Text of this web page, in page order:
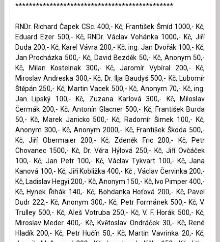
**********************************************
RNDr. Richard Čapek CSc. 400,- Kč, František Šmíd 1000,- Kč,
Eduard Ezer 500,- Kč, RNDr. Václav Vohánka 1000,- Kč, Jiří
Duda 200,- Kč, Karel Vávra 200,- Kč, ing. Jan Dvořák 100,- Kč,
Jan Procházka 500,- Kč, David Bezděk 50,- Kč, Anonym 50,-
Kč, Milan Kostelnak 300,- Kč, Jaromír Vybíral 200,- Kč,
Miroslav Andreska 300,- Kč, Dr. Ilja Baudyš 500,- Kč, Lubomír
Štěpán 250,- Kč, Martin Vacek 500,- Kč, Anonym 70,- Kč, ing.
Jan Lipský 100,- Kč, Zuzana Karlová 300,- Kč, Miloslav
Čermák 200,- Kč, Antonín Glacner 500,- Kč, František Burda
50,- Kč, Marek Janicko 500,- Kč, Radomír Šimek 100,- Kč,
Anonym 300,- Kč, Anonym 2000,- Kč, František Škoda 500,-
Kč, Jiří Obermaier 200,- Kč, Zdeněk Fric 200,- Kč, Petr
Chovanec 1500,- Kč, Dr. Věra Hýlová 250,- Kč, Jiří Ovčáček
100,- Kč, Jan Petr 100,- Kč, Václav Tykvart 100,- Kč, Jana
Kanová 100,- Kč, Jiří Kobližka 400,- Kč , Václav Červinka 200,-
Kč, Ladislav Hegyi 200,- Kč, Anonym 150,- Kč, Ivo Pimper 400,-
Kč, Hynek Řihák 140,- Kč, Bohdanka Hoťová 200,- Kč, Pavel
Dudr 222,- Kč, Anonym 300,- Kč, Petr Formánek 500,- Kč, V.
Trulley 500,- Kč, Aleš Votruba 250,- Kč, V. F. Horák 500,- Kč,
Miroslav Meder 400,- Kč, Květoslav Ondráček 30,- Kč, René
Hladík 200,- Kč, Petr Hučín 50,- Kč, Martin Vavrinka 20,- Kč,